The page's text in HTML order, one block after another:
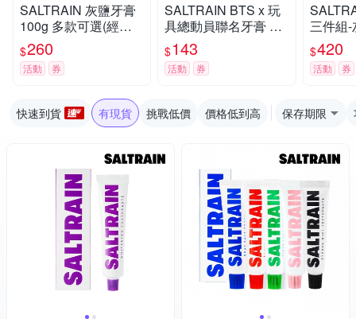
SALTRAIN 灰鹽牙膏
100g 多款可選(經典
薄荷/低氟淨護/積雪草
修護/清恬香檸/強效薄
荷)
$260
活動 券
SALTRAIN BTS x 玩
具總動員聯名牙膏 70
g 任選-RM/Jin/SUGA/
j-hop/Jimin/V/Jung Ko
ok
$143
活動 券
三件組
X1+牙
(經典薄
積雪草
$420
活動 券
快速到貨 有現貨 挑戰低價 價格低到高 保存期限